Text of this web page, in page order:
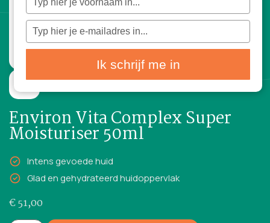
1 reviews
Environ Vita Complex Super
Moisturiser 50ml
Intens gevoede huid
Glad en gehydrateerd huidoppervlak
€51,00
naam
in
Typ
e-
mailadres
Ik schrijf me in